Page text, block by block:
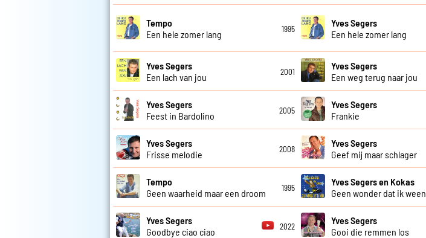
Tempo
Een hele zomer lang
1995
Yves Segers
Een hele zomer lang
Yves Segers
Een lach van jou
2001
Yves Segers
Een weg terug naar jou
Yves Segers
Feest in Bardolino
2005
Yves Segers
Frankie
Yves Segers
Frisse melodie
2008
Yves Segers
Geef mij maar schlager
Tempo
Geen waarheid maar een droom
1995
Yves Segers en Kokas
Geen wonder dat ik ween
Yves Segers
Goodbye ciao ciao
2022
Yves Segers
Gooi die remmen los